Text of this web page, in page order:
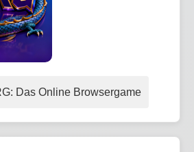
Das Online Browsergame